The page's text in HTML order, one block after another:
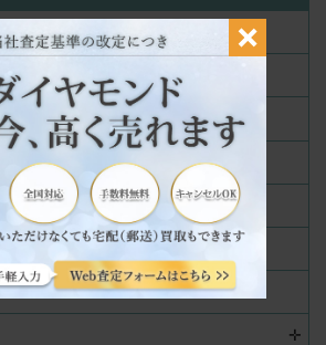
）実績
✛